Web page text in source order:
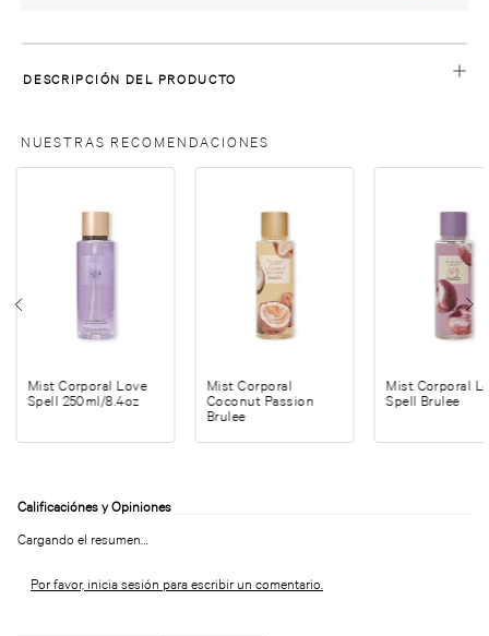
DESCRIPCIÓN DEL PRODUCTO
NUESTRAS RECOMENDACIONES
Mist Corporal Love
Spell 250ml/8.4oz
Mist Corporal
Coconut Passion
Brulee
Mist Corporal
Spell Brulee
Cargando el resumen…
Por favor, inicia sesión para escribir un comentario.